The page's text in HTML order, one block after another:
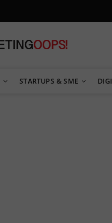
STARTUPS & SME